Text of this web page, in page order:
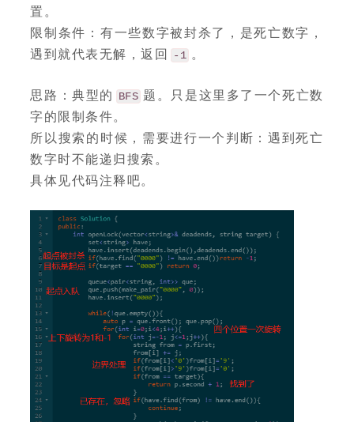
置。
限制条件：有一些数字被封杀了，是死亡数字，
遇到就代表无解，返回
-1 。
思路：典型的 BFS 题。只是这里多了一个死亡数
字的限制条件。
所以搜索的时候，需要进行一个判断：遇到死亡
数字时不能递归搜索。
具体见代码注释吧。